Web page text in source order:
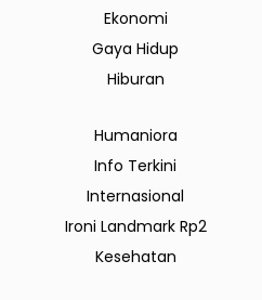
Ekonomi
Gaya Hidup
Hiburan
Humaniora
Info Terkini
Internasional
Ironi Landmark Rp2
Kesehatan